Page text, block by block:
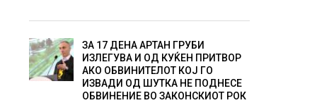
ЗА 17 ДЕНА АРТАН ГРУБИ
ИЗЛЕГУВА И ОД КУЌЕН ПРИТВОР
АКО ОБВИНИТЕЛОТ КОЈ ГО
ИЗВАДИ ОД ШУТКА НЕ ПОДНЕСЕ
ОБВИНЕНИЕ ВО ЗАКОНСКИОТ РОК